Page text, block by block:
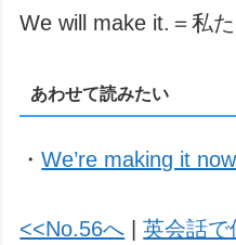
We will make it.＝私た
あわせて読みたい
・We’re making it now
<<No.56へ |英会話で